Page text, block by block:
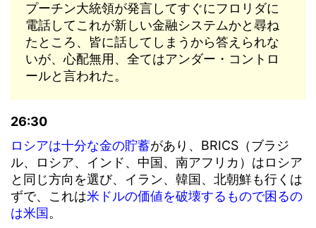
プーチン大統領が発言してすぐにフロリダに
電話してこれが新しい金融システムかと尋ね
たところ、皆に話してしまうから答えられな
いが、心配無用、全てはアンダー・コントロ
ールと言われた。
26:30
ロシアは十分な金の貯蓄があり、BRICS（ブラジ
ル、ロシア、インド、中国、南アフリカ）はロシア
と同じ方向を選び、イラン、韓国、北朝鮮も行くは
ずで、これは米ドルの価値を破壊するもので困るの
は米国。